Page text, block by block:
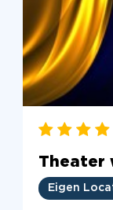
Theater
Eigen